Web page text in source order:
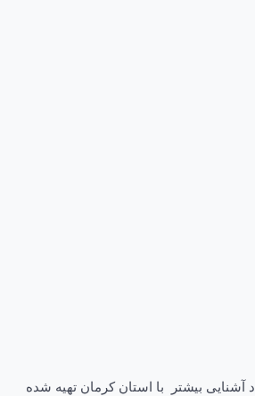
آشنایی بیشتر با استان کرمان تهیه شده